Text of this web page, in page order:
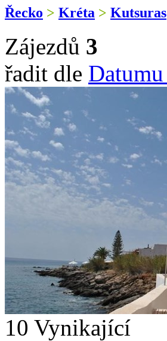
Řecko > Kréta > Kutsuras
Zájezdů 3
řadit dle Datumu
10 Vynikající